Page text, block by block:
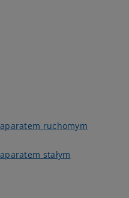
ruchomym
stałym